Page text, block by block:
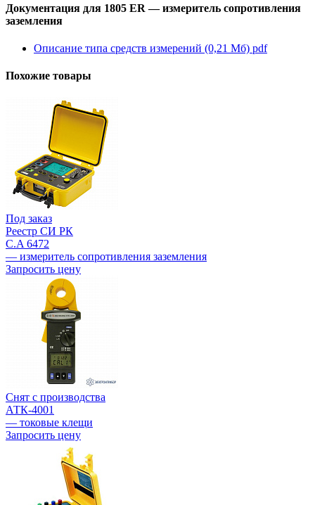
Документация для 1805 ER — измеритель сопротивления
заземления
Описание типа средств измерений (0,21 Мб) pdf
Похожие товары
Под заказ
Реестр СИ РК
C.A 6472
— измеритель сопротивления заземления
Запросить цену
Снят с производства
АТК-4001
— токовые клещи
Запросить цену